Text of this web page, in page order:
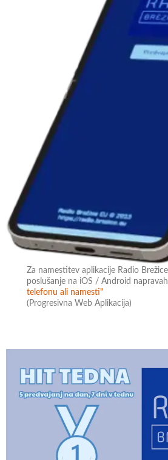
Za namestitev aplikacije Radio
poslušanje na iOS / Android
telefonu ali namesti"
(Progresivna Web Aplikacija)